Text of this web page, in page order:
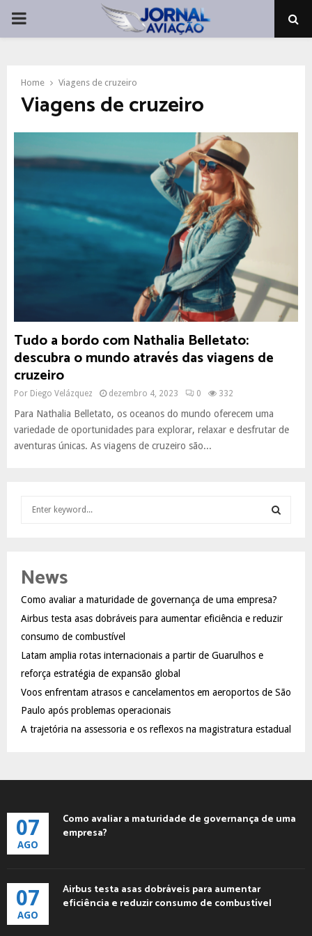
PRIMARY
Home Viagens de cruzeiro
Viagens de cruzeiro
Tudo a bordo com Nathalia Belletato:
descubra o mundo através das viagens de
cruzeiro
Por Diego Velázquez dezembro 4, 2023 0 332
Para Nathalia Belletato, os oceanos do mundo oferecem uma
variedade de oportunidades para explorar, relaxar e desfrutar de
aventuras únicas. As viagens de cruzeiro são...
h
o
r
:
R
News
Como avaliar a maturidade de governança de uma empresa?
Airbus testa asas dobráveis para aumentar eficiência e reduzir
consumo de combustível
Latam amplia rotas internacionais a partir de Guarulhos e
reforça estratégia de expansão global
Voos enfrentam atrasos e cancelamentos em aeroportos de São
Paulo após problemas operacionais
A trajetória na assessoria e os reflexos na magistratura estadual
07
AGO
Como avaliar a maturidade de governança de uma
empresa?
07
AGO
Airbus testa asas dobráveis para aumentar
eficiência e reduzir consumo de combustível